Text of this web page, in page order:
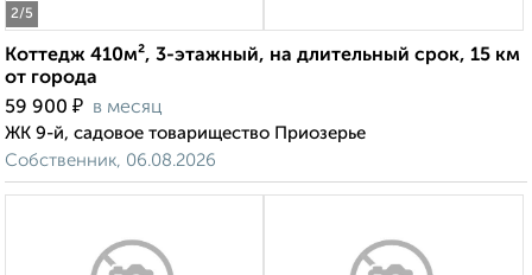
2/5
Коттедж 410м², 3-этажный, на длительный срок, 15 км
от города
59 900 ₽ в месяц
ЖК 9-й, садовое товарищество Приозерье
Собственник, 06.08.2026